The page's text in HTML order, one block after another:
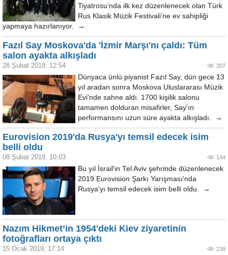
Tiyatrosu’nda ilk kez düzenlenecek olan Türk
Rus Klasik Müzik Festivali’ne ev sahipliği
yapmaya hazırlanıyor. →
Fazıl Say Moskova'da 'İzmir Marşı'nı çaldı: Tüm
salon ayakta alkışladı
28 Şubat 2019, 12:54 207
Dünyaca ünlü piyanist Fazıl Say, dün gece 13
yıl aradan sonra Moskova Uluslararası Müzik
Evi'nde sahne aldı. 1700 kişilik salonu
tamamen dolduran misafirler, Say'ın
performansını uzun süre ayakta alkışladı. →
Eurovision 2019'da Rusya'yı temsil edecek isim
belli oldu
08 Şubat 2019, 10:03 144
Bu yıl İsrail'in Tel Aviv şehrinde düzenlenecek
2019 Eurovision Şarkı Yarışması'nda
Rusya'yı temsil edecek isim belli oldu. →
Nazım Hikmet’in 1954'deki Kiev ziyaretinin
fotoğrafları ortaya çıktı
15 Ocak 2019, 17:14 238